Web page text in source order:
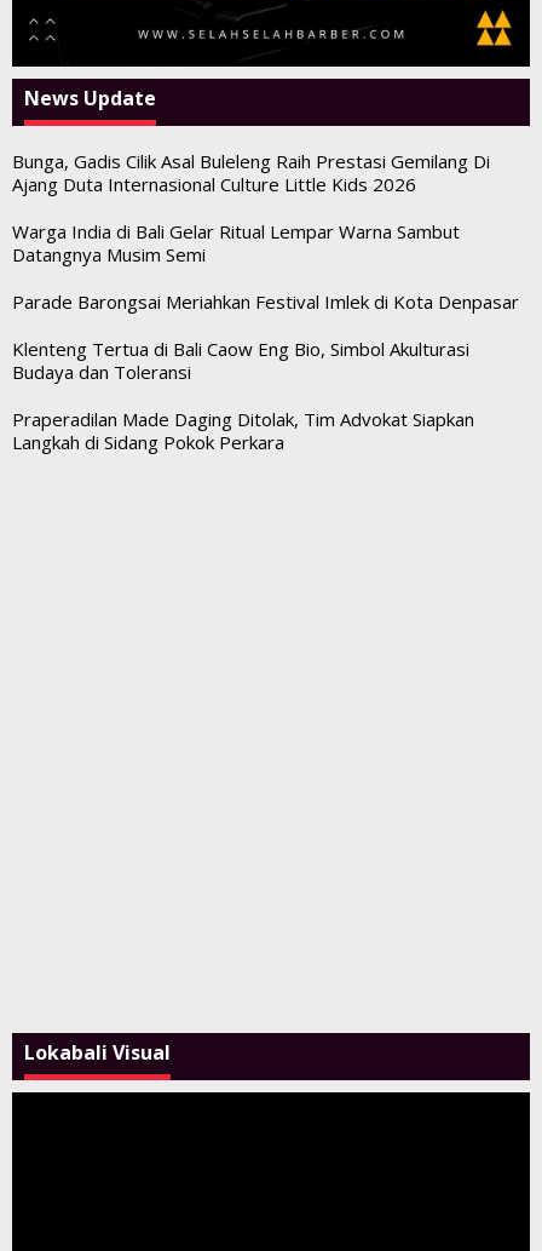
News Update
Bunga, Gadis Cilik Asal Buleleng Raih Prestasi Gemilang Di
Ajang Duta Internasional Culture Little Kids 2026
Warga India di Bali Gelar Ritual Lempar Warna Sambut
Datangnya Musim Semi
Parade Barongsai Meriahkan Festival Imlek di Kota Denpasar
Klenteng Tertua di Bali Caow Eng Bio, Simbol Akulturasi
Budaya dan Toleransi
Praperadilan Made Daging Ditolak, Tim Advokat Siapkan
Langkah di Sidang Pokok Perkara
Lokabali Visual